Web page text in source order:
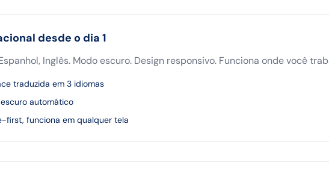
desde o dia 1
Inglês. Modo escuro. Design responsivo. Funciona onde você
traduzida em 3 idiomas
automático
first, funciona em qualquer tela